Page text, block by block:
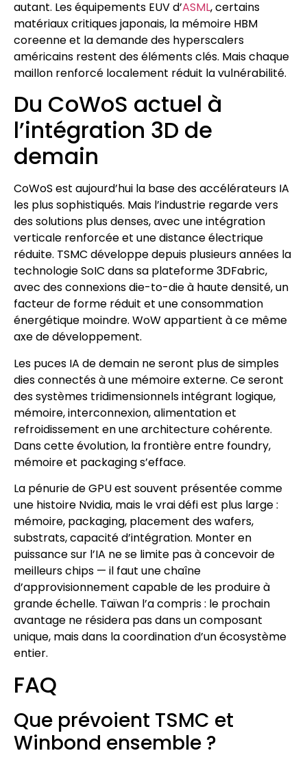
autant. Les équipements EUV d’ASML, certains
matériaux critiques japonais, la mémoire HBM
coreenne et la demande des hyperscalers
américains restent des éléments clés. Mais chaque
maillon renforcé localement réduit la vulnérabilité.
Du CoWoS actuel à
l’intégration 3D de
demain
CoWoS est aujourd’hui la base des accélérateurs IA
les plus sophistiqués. Mais l’industrie regarde vers
des solutions plus denses, avec une intégration
verticale renforcée et une distance électrique
réduite. TSMC développe depuis plusieurs années la
technologie SoIC dans sa plateforme 3DFabric,
avec des connexions die-to-die à haute densité, un
facteur de forme réduit et une consommation
énergétique moindre. WoW appartient à ce même
axe de développement.
Les puces IA de demain ne seront plus de simples
dies connectés à une mémoire externe. Ce seront
des systèmes tridimensionnels intégrant logique,
mémoire, interconnexion, alimentation et
refroidissement en une architecture cohérente.
Dans cette évolution, la frontière entre foundry,
mémoire et packaging s’efface.
La pénurie de GPU est souvent présentée comme
une histoire Nvidia, mais le vrai défi est plus large :
mémoire, packaging, placement des wafers,
substrats, capacité d’intégration. Monter en
puissance sur l’IA ne se limite pas à concevoir de
meilleurs chips — il faut une chaîne
d’approvisionnement capable de les produire à
grande échelle. Taïwan l’a compris : le prochain
avantage ne résidera pas dans un composant
unique, mais dans la coordination d’un écosystème
entier.
FAQ
Que prévoient TSMC et
Winbond ensemble ?